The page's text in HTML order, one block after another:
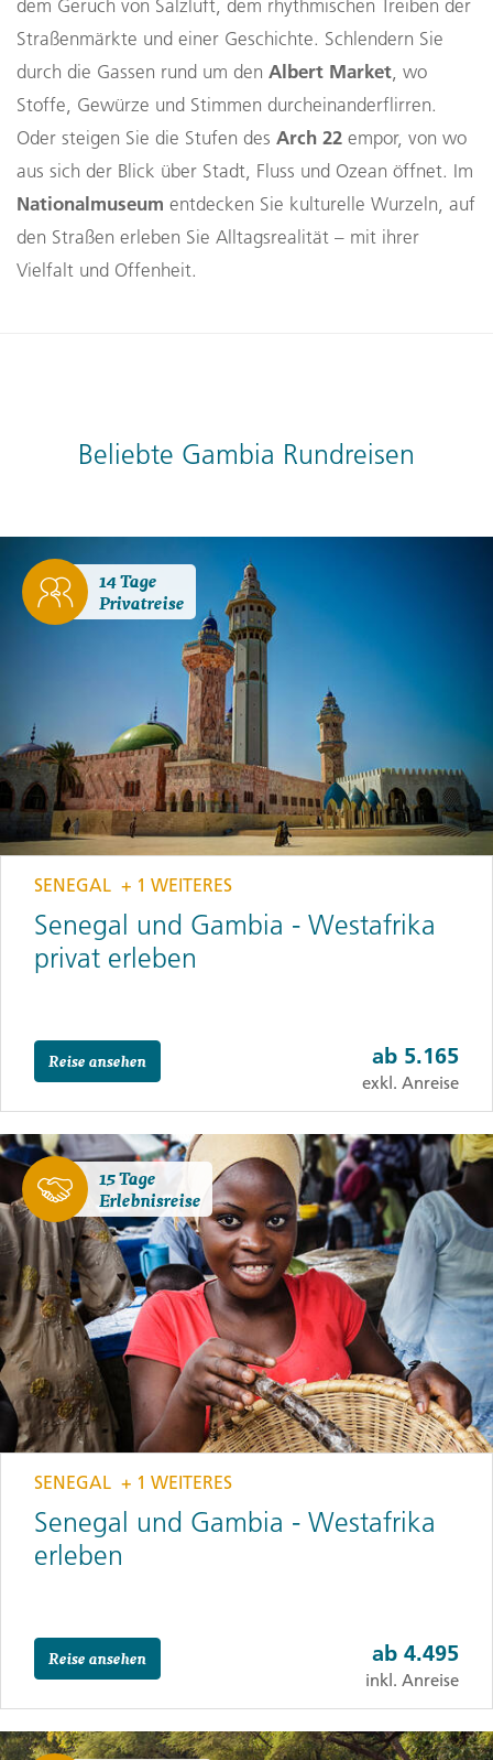
dem Geruch von Salzluft, dem rhythmischen Treiben der
Straßenmärkte und einer Geschichte. Schlendern Sie
durch die Gassen rund um den Albert Market , wo
Stoffe, Gewürze und Stimmen durcheinanderflirren.
Oder steigen Sie die Stufen des Arch 22 empor, von wo
aus sich der Blick über Stadt, Fluss und Ozean öffnet. Im
Nationalmuseum entdecken Sie kulturelle Wurzeln, auf
den Straßen erleben Sie Alltagsrealität – mit ihrer
Vielfalt und Offenheit.
Beliebte Gambia Rundreisen
14 Tage
Privatreise
SENEGAL + 1 WEITERES
Senegal und Gambia - Westafrika
privat erleben
Reise ansehen ab 5.165
exkl. Anreise
15 Tage
Erlebnisreise
SENEGAL + 1 WEITERES
Senegal und Gambia - Westafrika
erleben
Reise ansehen ab 4.495
inkl. Anreise